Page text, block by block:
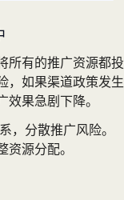
所有的推广资源都投
，如果渠道政策发生
果急剧下降。
，分散推广风险。
资源分配。